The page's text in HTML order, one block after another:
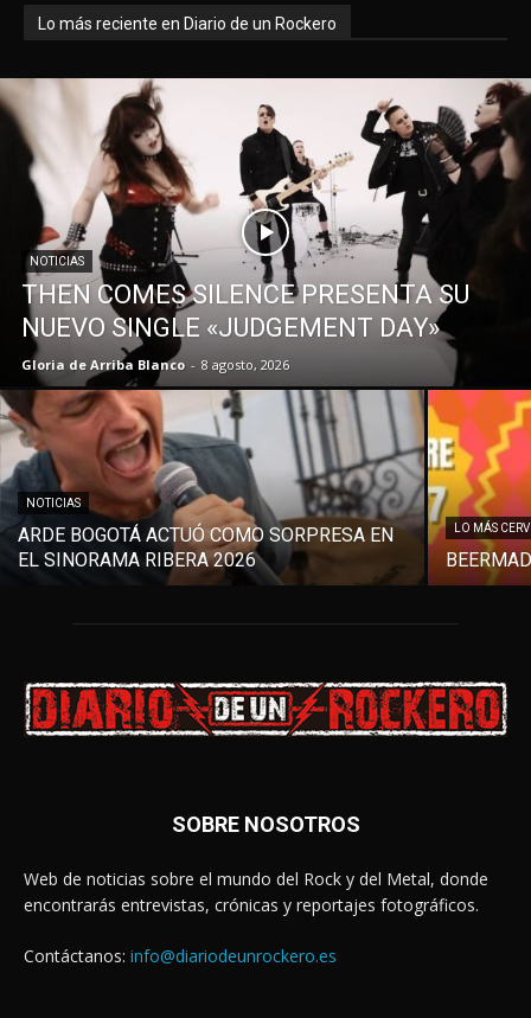
Lo más reciente en Diario de un Rockero
NOTICIAS
THEN COMES SILENCE PRESENTA SU
NUEVO SINGLE «JUDGEMENT DAY»
Gloria de Arriba Blanco - 8 agosto, 2026
NOTICIAS
ARDE BOGOTÁ ACTUÓ COMO SORPRESA EN
EL SINORAMA RIBERA 2026
LO MÁS
SOBRE NOSOTROS
Web de noticias sobre el mundo del Rock y del Metal, donde
encontrarás entrevistas, crónicas y reportajes fotográficos.
Contáctanos: info@diariodeunrockero.es